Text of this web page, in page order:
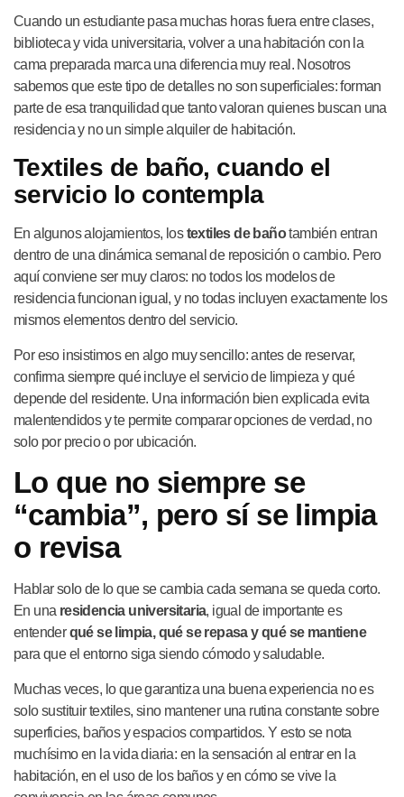
Cuando un estudiante pasa muchas horas fuera entre clases,
biblioteca y vida universitaria, volver a una habitación con la
cama preparada marca una diferencia muy real. Nosotros
sabemos que este tipo de detalles no son superficiales: forman
parte de esa tranquilidad que tanto valoran quienes buscan una
residencia y no un simple alquiler de habitación.
Textiles de baño, cuando el
servicio lo contempla
En algunos alojamientos, lostextiles de bañotambién entran
dentro de una dinámica semanal de reposición o cambio. Pero
aquí conviene ser muy claros: no todos los modelos de
residencia funcionan igual, y no todas incluyen exactamente los
mismos elementos dentro del servicio.
Por eso insistimos en algo muy sencillo: antes de reservar,
confirma siempre qué incluye el servicio de limpieza y qué
depende del residente. Una información bien explicada evita
malentendidos y te permite comparar opciones de verdad, no
solo por precio o por ubicación.
Lo que no siempre se
“cambia”, pero sí se limpia
o revisa
Hablar solo de lo que se cambia cada semana se queda corto.
En una residencia universitaria, igual de importante es
entenderqué se limpia, qué se repasa y qué se mantiene
para que el entorno siga siendo cómodo y saludable.
Muchas veces, lo que garantiza una buena experiencia no es
solo sustituir textiles, sino mantener una rutina constante sobre
superficies, baños y espacios compartidos. Y esto se nota
muchísimo en la vida diaria: en la sensación al entrar en la
habitación, en el uso de los baños y en cómo se vive la